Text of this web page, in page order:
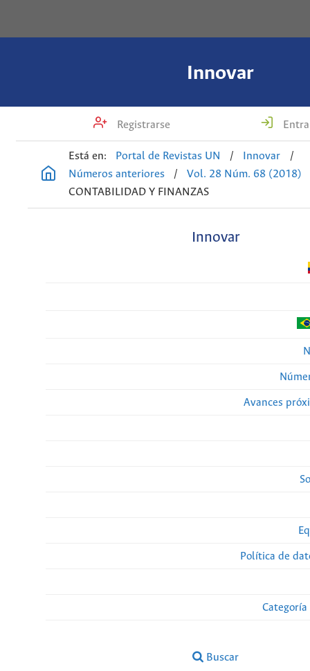
Innovar
Registrarse
Está en: Portal de Revistas UN / Innovar
/
Números anteriores
/
Vol. 28 Núm. 68 (2018)
CONTABILIDAD Y FINANZAS
Innovar
Avances
Política de
Buscar